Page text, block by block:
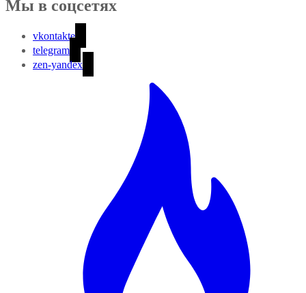
Мы в соцсетях
vkontakte
telegram
zen-yandex